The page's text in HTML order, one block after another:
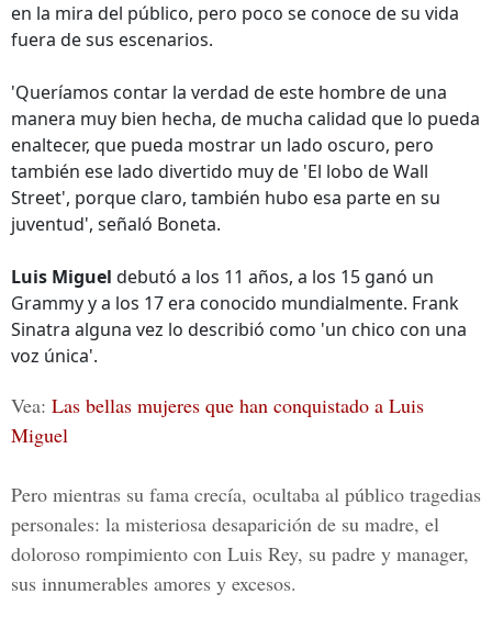
en la mira del público, pero poco se conoce de su vida
fuera de sus escenarios.
'Queríamos contar la verdad de este hombre de una
manera muy bien hecha, de mucha calidad que lo pueda
enaltecer, que pueda mostrar un lado oscuro, pero
también ese lado divertido muy de 'El lobo de Wall
Street', porque claro, también hubo esa parte en su
juventud', señaló Boneta.
Luis Miguel debutó a los 11 años, a los 15 ganó un
Grammy y a los 17 era conocido mundialmente. Frank
Sinatra alguna vez lo describió como 'un chico con una
voz única'.
Vea: Las bellas mujeres que han conquistado a Luis
Miguel
Pero mientras su fama crecía, ocultaba al público tragedias
personales: la misteriosa desaparición de su madre, el
doloroso rompimiento con Luis Rey, su padre y manager,
sus innumerables amores y excesos.